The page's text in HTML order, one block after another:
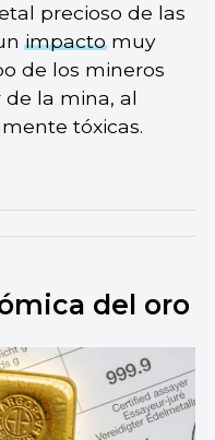
precioso de las
impactomuy
de los mineros
la mina, al
tóxicas.
del oro